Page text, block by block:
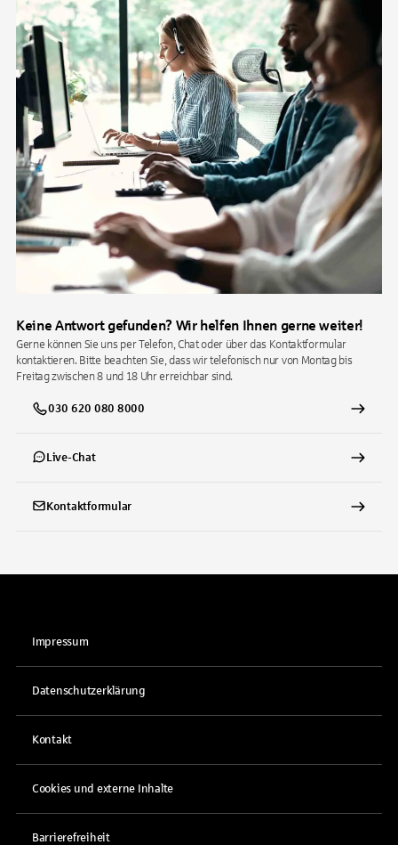
Keine Antwort gefunden? Wir helfen Ihnen gerne weiter!
Gerne können Sie uns per Telefon, Chat oder über das Kontaktformular
kontaktieren. Bitte beachten Sie, dass wir telefonisch nur von Montag bis
Freitag zwischen 8 und 18 Uhr erreichbar sind.
030 620 080 8000
Live-Chat
Kontaktformular
Impressum
Datenschutzerklärung
Kontakt
Cookies und externe Inhalte
Barrierefreiheit